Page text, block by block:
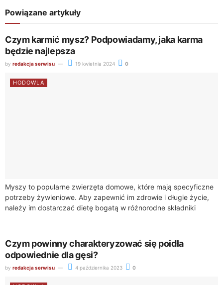
Powiązane artykuły
Czym karmić mysz? Podpowiadamy, jaka karma
będzie najlepsza
by redakcja serwisu 19 kwietnia 2024 0
HODOWLA
Myszy to popularne zwierzęta domowe, które mają specyficzne
potrzeby żywieniowe. Aby zapewnić im zdrowie i długie życie,
należy im dostarczać dietę bogatą w różnorodne składniki
Czym powinny charakteryzować się poidła
odpowiednie dla gęsi?
by redakcja serwisu 4 października 2023 0